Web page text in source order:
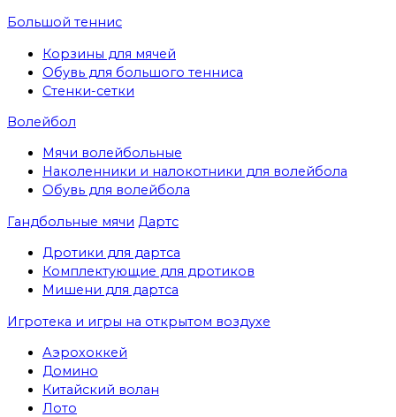
Большой теннис
Корзины для мячей
Обувь для большого тенниса
Стенки-сетки
Волейбол
Мячи волейбольные
Наколенники и налокотники для волейбола
Обувь для волейбола
Гандбольные мячи Дартс
Дротики для дартса
Комплектующие для дротиков
Мишени для дартса
Игротека и игры на открытом воздухе
Аэрохоккей
Домино
Китайский волан
Лото